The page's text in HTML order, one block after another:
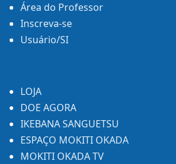
Área do Professor
Inscreva-se
Usuário/SI
LOJA
DOE AGORA
IKEBANA SANGUETSU
ESPAÇO MOKITI OKADA
MOKITI OKADA TV